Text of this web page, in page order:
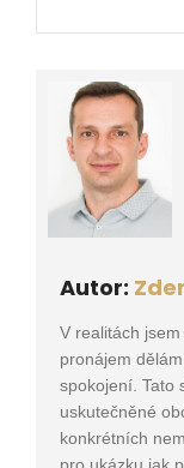
Autor:
V realitách
pronájem
spokojení. Tato
uskutečněné
konkrétních